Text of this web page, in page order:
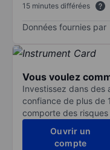
15 minutes différées
Données fournies par
Vous voulez
Investissez dans des
confiance de plus de
comporte des
Ouvrir un
compte